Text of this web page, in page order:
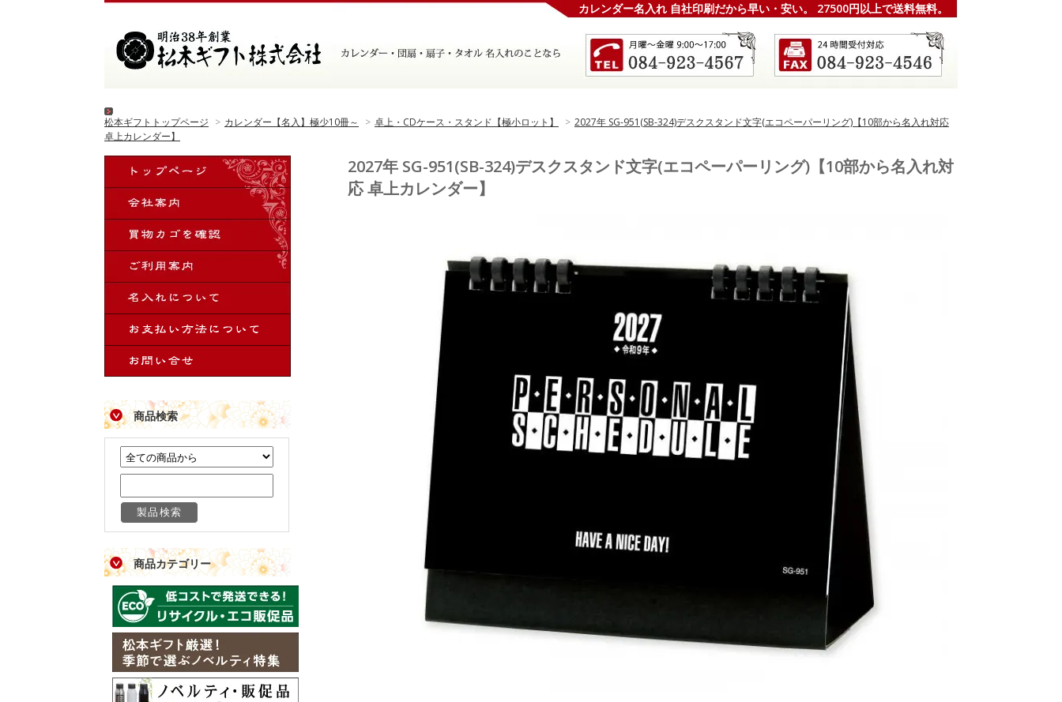
カレンダー名入れ 自社印刷だから早い・安い。 27500円以上で送料無料。
松本ギフトトップページ > カレンダー【名入】極少10冊～ > 卓上・CDケース・スタンド【極小ロット】 > 2027年 SG-951(SB-324)デスクスタンド文字(エコペーパーリング)【10部から名入れ対応
卓上カレンダー】
2027年 SG-951(SB-324)デスクスタンド文字(エコペーパーリング)【10部から名入れ対
応 卓上カレンダー】
商品検索
商品カテゴリー